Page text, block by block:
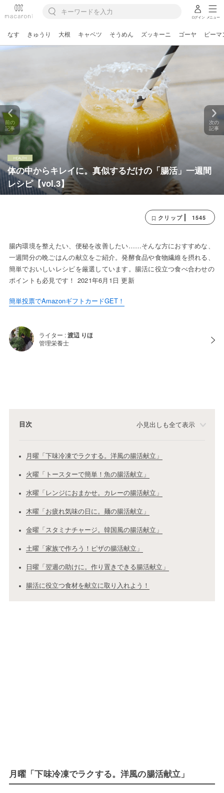
ログイン メニュー
なす きゅうり 大根 キャベツ そうめん ズッキーニ ゴーヤ ピーマ
体の中からキレイに。真似するだけの「腸活」一週間
レシピ【vol.3】
前の
記事
次の
記事
クリップ 1545
腸内環境を整えたい、便秘を改善したい……そんな方におすすめな、
一週間分の晩ごはんの献立をご紹介。発酵食品や食物繊維を摂れる、
簡単でおいしいレシピを厳選しています。腸活に役立つ食べ合わせの
ポイントも必見です！ 2021年6月1日 更新
簡単投票でAmazonギフトカードGET！
ライター :渡辺 りほ
管理栄養士
目次 小見出しも全て表示
月曜「下味冷凍でラクする。洋風の腸活献立」
火曜「トースターで簡単！魚の腸活献立」
水曜「レンジにおまかせ。カレーの腸活献立」
木曜「お疲れ気味の日に。麺の腸活献立」
金曜「スタミナチャージ。韓国風の腸活献立」
土曜「家族で作ろう！ピザの腸活献立」
日曜「翌週の助けに。作り置きできる腸活献立」
腸活に役立つ食材を献立に取り入れよう！
月曜「下味冷凍でラクする。洋風の腸活献立」